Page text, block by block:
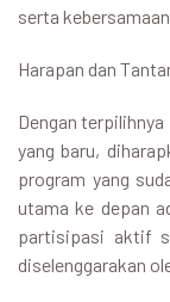
serta
Harapan dan
Dengan terpilihnya
yang baru,
program yang
utama ke depan
partisipasi aktif
diselenggarakan